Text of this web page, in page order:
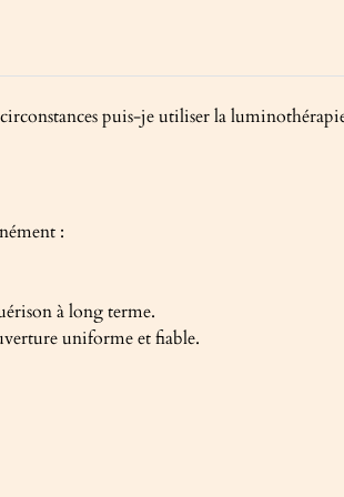
puis-je utiliser la luminothérapie
:
à long terme.
uniforme et fiable.